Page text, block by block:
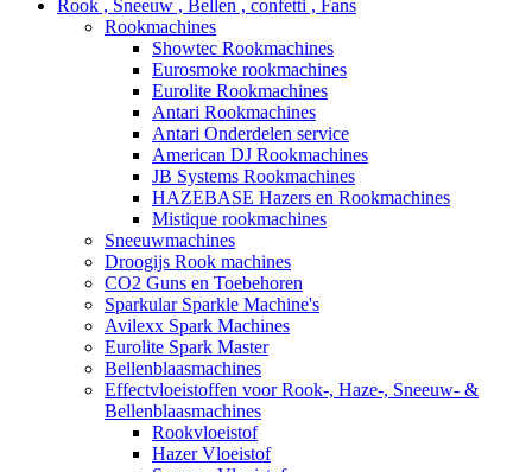
Rook , Sneeuw , Bellen , confetti , Fans
Rookmachines
Showtec Rookmachines
Eurosmoke rookmachines
Eurolite Rookmachines
Antari Rookmachines
Antari Onderdelen service
American DJ Rookmachines
JB Systems Rookmachines
HAZEBASE Hazers en Rookmachines
Mistique rookmachines
Sneeuwmachines
Droogijs Rook machines
CO2 Guns en Toebehoren
Sparkular Sparkle Machine's
Avilexx Spark Machines
Eurolite Spark Master
Bellenblaasmachines
Effectvloeistoffen voor Rook-, Haze-, Sneeuw- &
Bellenblaasmachines
Rookvloeistof
Hazer Vloeistof